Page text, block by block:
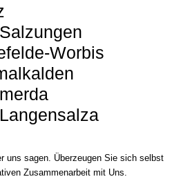
Worbis
uns sagen. Überzeugen Sie sich selbst
Zusammenarbeit mit Uns.